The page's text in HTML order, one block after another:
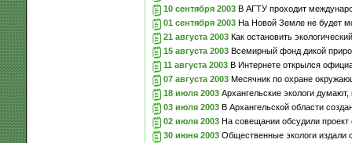
10 сентября 2003В АГТУ проходит
01 сентября 2003На Новой Земле не будет
21 августа 2003Как остановить
15 августа 2003Всемирный фонд дикой
11 августа 2003В Интернете открылся
07 августа 2003Месячник по охране
18 июля 2003Архангельские экологи
03 июля 2003В Архангельской области
02 июля 2003На совещании обсудили проект
30 июня 2003Общественные экологи издали